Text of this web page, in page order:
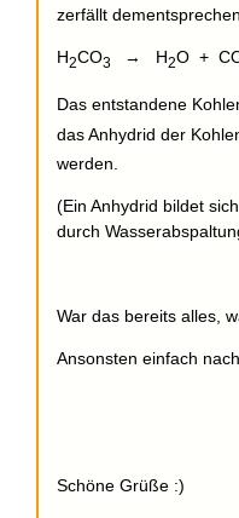
zerfällt
H2CO3 → H2O +
Das entstandene
das Anhydrid der
werden.
(Ein Anhydrid bildet
durch
War das bereits alles,
Ansonsten einfach
Schöne Grüße :)